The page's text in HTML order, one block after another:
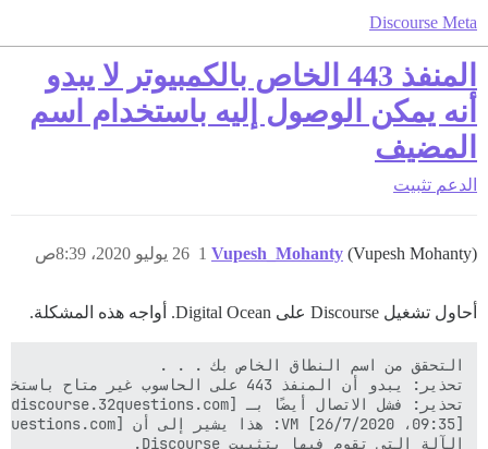
Discourse Meta
المنفذ 443 الخاص بالكمبيوتر لا يبدو
أنه يمكن الوصول إليه باستخدام اسم
المضيف
الدعم تثبيت
Vupesh_Mohanty (Vupesh Mohanty) 26 يوليو 2020، 8:39ص 1
أحاول تشغيل Discourse على Digital Ocean. أواجه هذه المشكلة.